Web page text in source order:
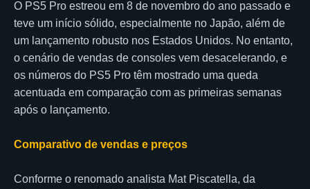
O PS5 Pro estreou em 8 de novembro do ano passado e
teve um início sólido, especialmente no Japão, além de
um lançamento robusto nos Estados Unidos. No entanto,
o cenário de vendas de consoles vem desacelerando, e
os números do PS5 Pro têm mostrado uma queda
acentuada em comparação com as primeiras semanas
após o lançamento.
Comparativo de vendas e preços
Conforme o renomado analista Mat Piscatella, da